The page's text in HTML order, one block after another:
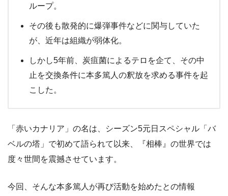
ループ。
その後も散発的に爆弾事件などに関与していた
が、近年は組織が弱体化。
しかし5年前、炭疽菌によるテロを企て、その中
止を交換条件に本多篤人の釈放を求める事件を起
こした。
「赤いカナリア」の名は、シーズン5元日スペシャル「バ
ベルの塔」で初めて語られて以来、『相棒』の世界では
度々世間を震撼させています。
今回、そんな本多篤人が再び活動を始めたとの情報